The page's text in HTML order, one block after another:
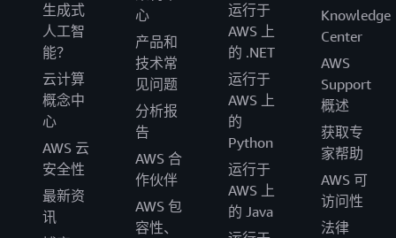
生成式
人工智
能？
云计算
概念中
心
AWS 云
安全性
最新资
讯
心
产品和
技术常
见问题
分析报
告
AWS 合
作伙伴
AWS 包
容性、
运行于
AWS 上
的 .NET
运行于
AWS 上
的
Python
运行于
AWS 上
的 Java
Knowledge
Center
AWS
Support
概述
获取专
家帮助
AWS 可
访问性
法律